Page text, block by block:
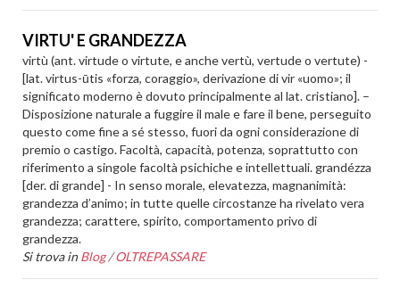
VIRTU' E GRANDEZZA
virtù (ant. virtude o virtute, e anche vertù, vertude o vertute) -
[lat. virtus-ūtis «forza, coraggio», derivazione di vir «uomo»; il
significato moderno è dovuto principalmente al lat. cristiano]. –
Disposizione naturale a fuggire il male e fare il bene, perseguito
questo come fine a sé stesso, fuori da ogni considerazione di
premio o castigo. Facoltà, capacità, potenza, soprattutto con
riferimento a singole facoltà psichiche e intellettuali. grandézza
[der. di grande] - In senso morale, elevatezza, magnanimità:
grandezza d’animo; in tutte quelle circostanze ha rivelato vera
grandezza; carattere, spirito, comportamento privo di
grandezza.
Si trova in Blog /OLTREPASSARE